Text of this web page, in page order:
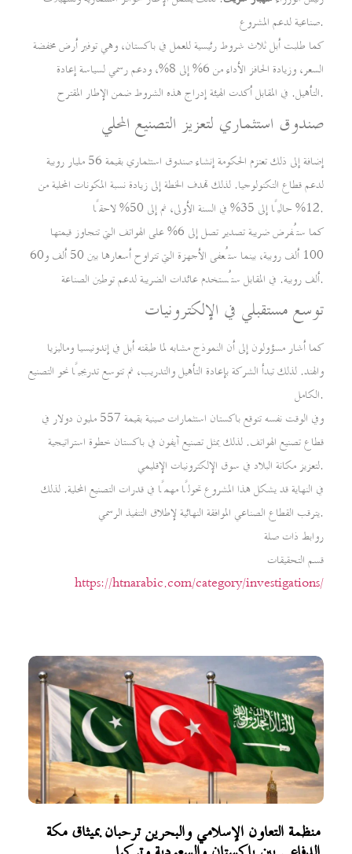
منظمة التعاون الإسلامي والبحرين ترحبان بميثاق مكة
صناعية لدعم المشروع.
كما طلبت أبل ثلاث شروط رئيسية للعمل في باكستان، وهي توفير أرض مخفضة
السعر، وزيادة الحافز الأداء من 6% إلى 8%، ودعم رسمي لسياسة إعادة
التأهيل. في المقابل أكدت الهيئة إدراج هذه الشروط ضمن الإطار المقترح.
صندوق استثماري لتعزيز التصنيع المحلي
إضافة إلى ذلك تعتزم الحكومة إنشاء صندوق استثماري بقيمة 56 مليار روبية
لدعم قطاع التكنولوجيا. لذلك تهدف الخطة إلى زيادة نسبة المكونات المحلية من
12% حاليًا إلى 35% في السنة الأولى، ثم إلى 50% لاحقًا.
كما ستُفرض ضريبة تصدير تصل إلى 6% على الهواتف التي تتجاوز قيمتها
100 ألف روبية، بينما ستُعفى الأجهزة التي تتراوح أسعارها بين 50 ألف و60
ألف روبية. في المقابل ستُستخدم عائدات الضريبة لدعم توطين الصناعة.
توسع مستقبلي في الإلكترونيات
كما أشار مسؤولون إلى أن النموذج مشابه لما طبقته أبل في إندونيسيا وماليزيا
والهند. لذلك تبدأ الشركة بإعادة التأهيل والتدريب، ثم تتوسع تدريجيًا نحو التصنيع
الكامل.
وفي الوقت نفسه تتوقع باكستان استثمارات صينية بقيمة 557 مليون دولار في
قطاع تصنيع الهواتف. لذلك يمثل تصنيع آيفون في باكستان خطوة استراتيجية
لتعزيز مكانة البلاد في سوق الإلكترونيات الإقليمي.
في النهاية قد يشكل هذا المشروع تحولًا مهمًا في قدرات التصنيع المحلية. لذلك
يترقب القطاع الصناعي الموافقة النهائية لإطلاق التنفيذ الرسمي.
روابط ذات صلة
قسم التحقيقات
https://htnarabic.com/category/investigations/